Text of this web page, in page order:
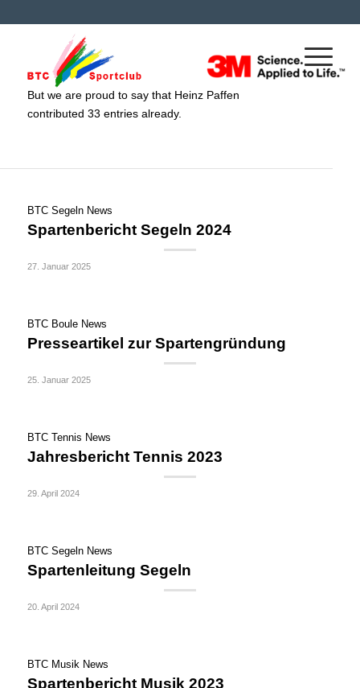
ÜberHeinz Paffen
This author has not written his bio yet.
But we are proud to say that Heinz Paffen
contributed 33 entries already.
BTC Segeln News
Spartenbericht Segeln 2024
27. Januar 2025
BTC Boule News
Presseartikel zur Spartengründung
25. Januar 2025
BTC Tennis News
Jahresbericht Tennis 2023
29. April 2024
BTC Segeln News
Spartenleitung Segeln
20. April 2024
BTC Musik News
Spartenbericht Musik 2023